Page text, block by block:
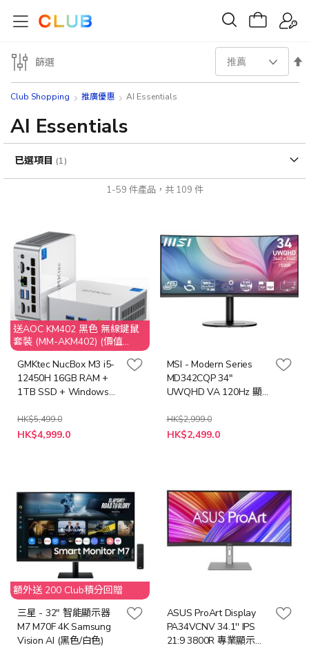
Club Shopping 推廣優惠 AI Essentials
AI Essentials
1-59 件產品，共 109 件
設
序
方
送AOC KM402 黑色 無線鍵鼠
套裝 (MM-AKM402) (價值
$149)
GMKtec NucBox M3 i5-
12450H 16GB RAM +
1TB SSD + Windows
PCNB)
HK$5,499.0
特
殊
HK$4,999.0
MSI - Modern Series
MD342CQP 34"
UWQHD VA 120Hz 顯
MD34CQP/CE-
MNBC06U/LB-MON)
HK$2,999.0
特
殊
HK$2,499.0
額外送 200 Club積分回贈
三星 - 32" 智能顯示器
M7 M70F 4K Samsung
Vision AI (黑色/白色)
ASUS ProArt Display
PA34VCNV 34.1'' IPS
21:9 3800R 專業顯示器
篩選
已選項目